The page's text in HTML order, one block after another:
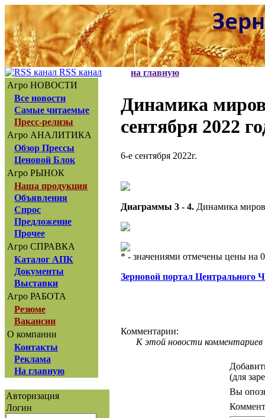
RSS канал
Агро НОВОСТИ
Все новости
Самые читаемые
Пресс-релизы
Агро АНАЛИТИКА
Обзор Прессы
Ценовой Блок
Агро РЫНОК
Наша продукция
Объявления
Спрос
Предложение
Прочее
Агро СПРАВКА
Каталог АПК
Документы
Выставки
Агро РАБОТА
Резюме
Вакансии
О компании
Контакты
Реклама
На главную
Авторизация
Логин
на главную
Динамика
сентября 2022
6-е сентября 2022г.
Диаграммы 3 - 4. Динамика
* - значениями отмечены цены на
Зерновой портал Центрального
Комментарии:
К этой новости комментариев
(для
Вы